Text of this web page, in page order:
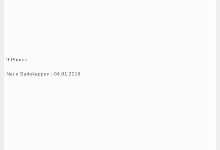
9 Photos
Neue Badekappen - 04.01.2016